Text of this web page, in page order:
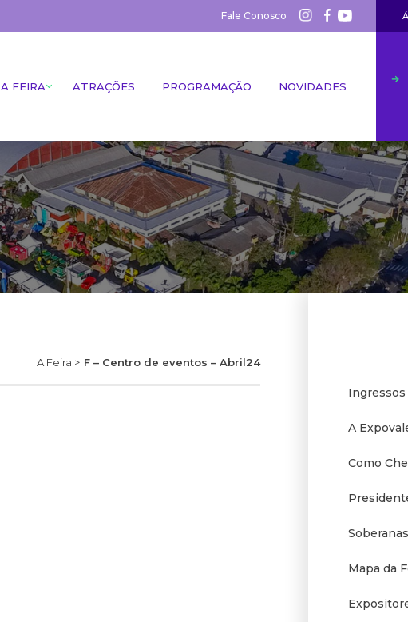
Fale Conosco
A FEIRA ATRAÇÕES PROGRAMAÇÃO NOVIDADES
A Feira > F – Centro de eventos – Abril24
Ingressos
A
Como
Soberanas
Mapa da